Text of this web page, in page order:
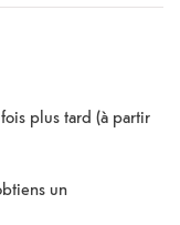
plus tard (à partir
un